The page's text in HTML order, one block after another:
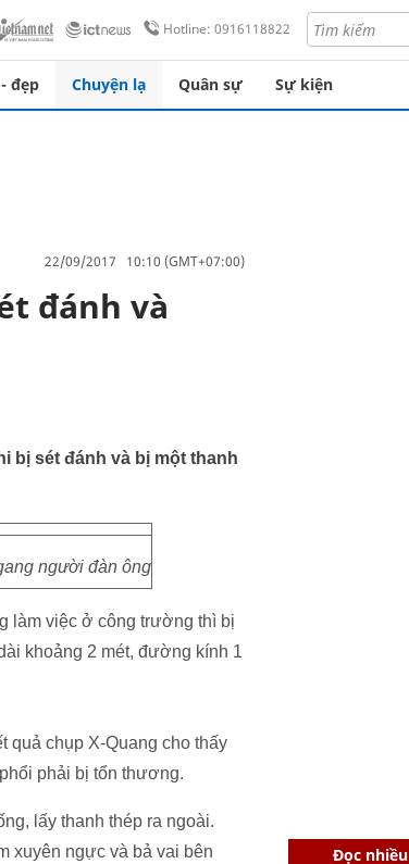
Hotline: 0916118822
đẹp Chuyện lạ Quân sự Sự kiện
22/09/2017 10:10 (GMT+07:00)
đánh và
bị sét đánh và bị một thanh
người đàn ông
làm việc ở công trường thì bị
khoảng 2 mét, đường kính 1
quả chụp X-Quang cho thấy
phải bị tổn thương.
lấy thanh thép ra ngoài.
xuyên ngực và bả vai bên
Đọc nhiều